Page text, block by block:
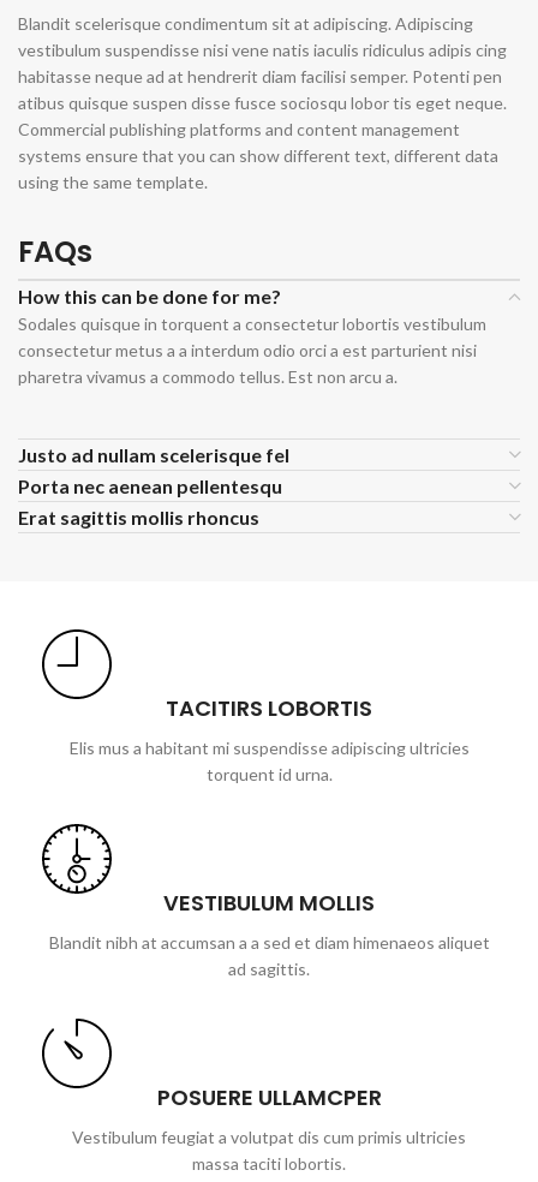
Blandit scelerisque condimentum sit at adipiscing. Adipiscing
vestibulum suspendisse nisi vene natis iaculis ridiculus adipis cing
habitasse neque ad at hendrerit diam facilisi semper. Potenti pen
atibus quisque suspen disse fusce sociosqu lobor tis eget neque.
Commercial publishing platforms and content management
systems ensure that you can show different text, different data
using the same template.
FAQs
How this can be done for me?
Sodales quisque in torquent a consectetur lobortis vestibulum
consectetur metus a a interdum odio orci a est parturient nisi
pharetra vivamus a commodo tellus. Est non arcu a.
Justo ad nullam scelerisque fel
Porta nec aenean pellentesqu
Erat sagittis mollis rhoncus
TACITIRS LOBORTIS
Elis mus a habitant mi suspendisse adipiscing ultricies
torquent id urna.
VESTIBULUM MOLLIS
Blandit nibh at accumsan a a sed et diam himenaeos aliquet
ad sagittis.
POSUERE ULLAMCPER
Vestibulum feugiat a volutpat dis cum primis ultricies
massa taciti lobortis.